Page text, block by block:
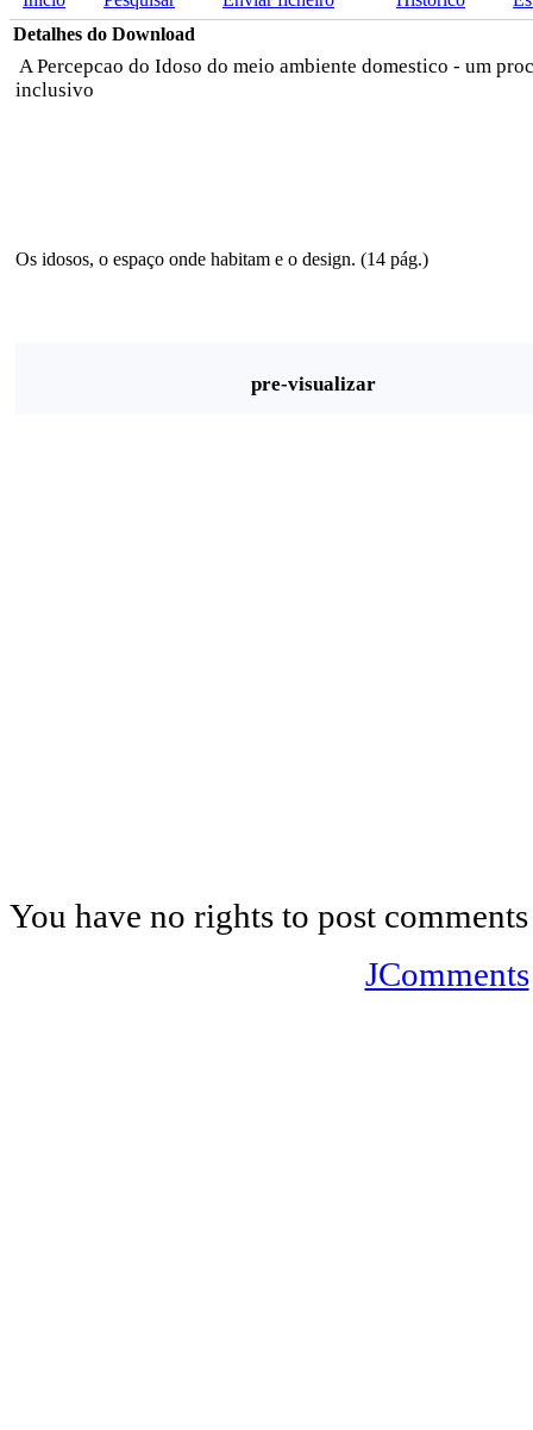
Detalhes do Download
A Percepcao do Idoso do meio ambiente domestico - um
inclusivo
Os idosos, o espaço onde habitam e o design. (14 pág.)
pre-visualizar
You have no rights to post comments
JComments